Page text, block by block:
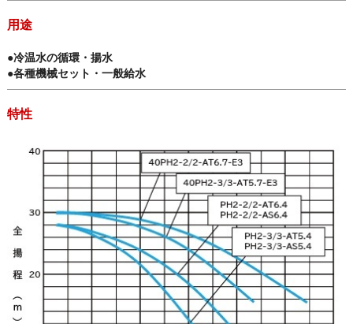
用途
●冷温水の循環・揚水
●各種機械セット・一般給水
特性